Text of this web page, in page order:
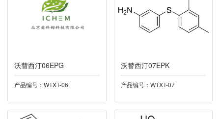
064瑞戈菲尼
065氮卓斯汀
067厄贝沙坦
沃替西汀06EPG
产品编号：WTXT-06
沃替西汀07EPK
产品编号：WTXT-07